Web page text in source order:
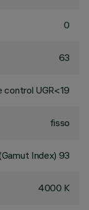
0
63
control UGR<19
fisso
Index) 93
4000 K